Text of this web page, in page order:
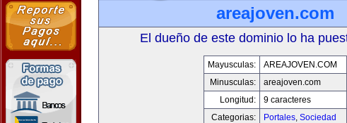
areajoven.com
El dueño de este dominio lo ha
Mayusculas:
AREAJOVEN.COM
Minusculas:
areajoven.com
Longitud:
9 caracteres
Categorias:
Portales, Sociedad